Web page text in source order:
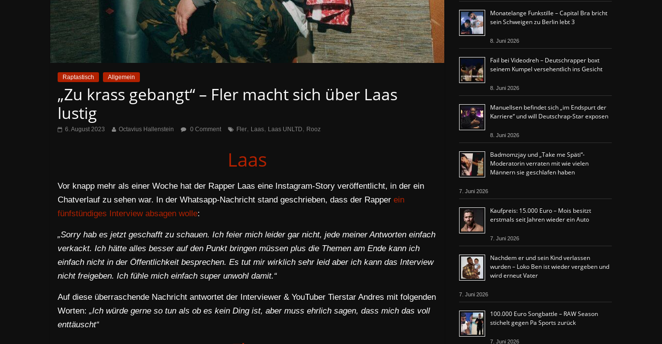
Raptastisch Allgemein
„Zu krass gebangt“ – Fler macht sich über Laas
lustig
6. August 2023 Octavius Hallenstein 0 Comment Fler, Laas, Laas UNLTD, Rooz
Laas
Vor knapp mehr als einer Woche hat der Rapper Laas eine Instagram-Story veröffentlicht, in der ein
Chatverlauf zu sehen war. In der Whatsapp-Nachricht stand geschrieben, dass der Rapper ein
fünfstündiges Interview absagen wolle:
„Sorry hab es jetzt geschafft zu schauen. Ich feier mich leider gar nicht, jede meiner Antworten einfach
verkackt. Ich hätte alles besser auf den Punkt bringen müssen plus die Themen am Ende kann ich
einfach nicht in der Öffentlichkeit besprechen. Es tut mir wirklich sehr leid aber ich kann das Interview
nicht freigeben. Ich fühle mich einfach super unwohl damit.“
Auf diese überraschende Nachricht antwortet der Interviewer & YouTuber Tierstar Andres mit folgenden
Worten: „Ich würde gerne so tun als ob es kein Ding ist, aber muss ehrlich sagen, dass mich das voll
enttäuscht“
Monatelange Funkstille – Capital Bra bricht
sein Schweigen zu Berlin lebt 3
8. Juni 2026
Fail bei Videodreh – Deutschrapper boxt
seinem Kumpel versehentlich ins Gesicht
8. Juni 2026
Manuellsen befindet sich „im Endspurt der
Karriere“ und will Deutschrap-Star exposen
8. Juni 2026
Badmomzjay und „Take me Späti“-
Moderatorin verraten mit wie vielen
Männern sie geschlafen haben
7. Juni 2026
Kaufpreis: 15.000 Euro – Mois besitzt
erstmals seit Jahren wieder ein Auto
7. Juni 2026
Nachdem er und sein Kind verlassen
wurden – Loko Ben ist wieder vergeben und
wird erneut Vater
7. Juni 2026
100.000 Euro Songbattle – RAW Season
stichelt gegen Pa Sports zurück
7. Juni 2026